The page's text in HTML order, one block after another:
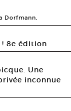
Dorfmann,
! 8e édition
Une
inconnue